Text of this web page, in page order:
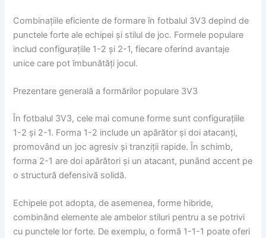
Combinațiile eficiente de formare în fotbalul 3V3 depind de
punctele forte ale echipei și stilul de joc. Formele populare
includ configurațiile 1-2 și 2-1, fiecare oferind avantaje
unice care pot îmbunătăți jocul.
Prezentare generală a formărilor populare 3V3
În fotbalul 3V3, cele mai comune forme sunt configurațiile
1-2 și 2-1. Forma 1-2 include un apărător și doi atacanți,
promovând un joc agresiv și tranziții rapide. În schimb,
forma 2-1 are doi apărători și un atacant, punând accent pe
o structură defensivă solidă.
Echipele pot adopta, de asemenea, forme hibride,
combinând elemente ale ambelor stiluri pentru a se potrivi
cu punctele lor forte. De exemplu, o formă 1-1-1 poate oferi